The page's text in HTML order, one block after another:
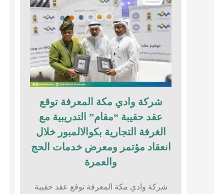
شركة وادي مكة المعرفة توقع
عقد حقيبة “مقام” التدريبية مع
الغرفة التجارية بكوالالمبور خلال
انعقاد مؤتمر ومعرض خدمات الحج
والعمرة
شركة وادي مكة المعرفة توقع عقد حقيبة